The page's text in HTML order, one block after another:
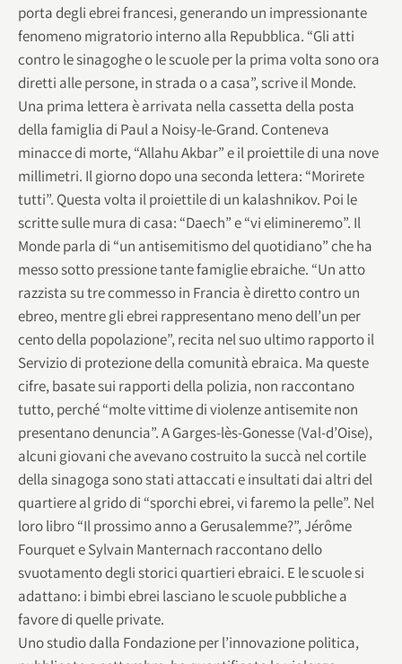
porta degli ebrei francesi, generando un impressionante
fenomeno migratorio interno alla Repubblica. “Gli atti
contro le sinagoghe o le scuole per la prima volta sono ora
diretti alle persone, in strada o a casa”, scrive il Monde.
Una prima lettera è arrivata nella cassetta della posta
della famiglia di Paul a Noisy-le-Grand. Conteneva
minacce di morte, “Allahu Akbar” e il proiettile di una nove
millimetri. Il giorno dopo una seconda lettera: “Morirete
tutti”. Questa volta il proiettile di un kalashnikov. Poi le
scritte sulle mura di casa: “Daech” e “vi elimineremo”. Il
Monde parla di “un antisemitismo del quotidiano” che ha
messo sotto pressione tante famiglie ebraiche. “Un atto
razzista su tre commesso in Francia è diretto contro un
ebreo, mentre gli ebrei rappresentano meno dell’un per
cento della popolazione”, recita nel suo ultimo rapporto il
Servizio di protezione della comunità ebraica. Ma queste
cifre, basate sui rapporti della polizia, non raccontano
tutto, perché “molte vittime di violenze antisemite non
presentano denuncia”. A Garges-lès-Gonesse (Val-d’Oise),
alcuni giovani che avevano costruito la succà nel cortile
della sinagoga sono stati attaccati e insultati dai altri del
quartiere al grido di “sporchi ebrei, vi faremo la pelle”. Nel
loro libro “Il prossimo anno a Gerusalemme?”, Jérôme
Fourquet e Sylvain Manternach raccontano dello
svuotamento degli storici quartieri ebraici. E le scuole si
adattano: i bimbi ebrei lasciano le scuole pubbliche a
favore di quelle private.
Uno studio dalla Fondazione per l’innovazione politica,